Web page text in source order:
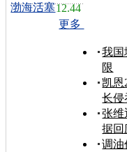
渤海活塞12.44
更多
我国
限
凯恩
长侵
张维
据回
调油